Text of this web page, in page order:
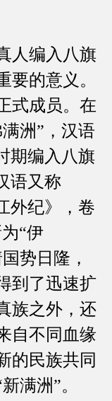
编入八旗
要的意义。
式成员。在
洲”，汉语
期编入八旗
语又称
外纪》，卷
“伊
势日隆，
到了迅速扩
族之外，还
自不同血缘
的民族共同
满洲”。